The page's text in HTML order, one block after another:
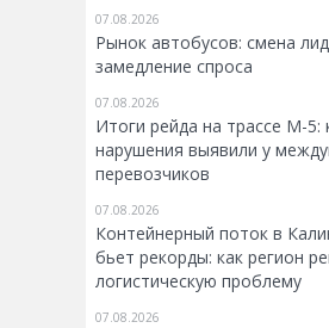
07.08.2026
Рынок автобусов: смена
замедление спроса
07.08.2026
Итоги рейда на трассе М-5:
нарушения выявили у
перевозчиков
07.08.2026
Контейнерный поток в
бьет рекорды: как регион
логистическую проблему
07.08.2026